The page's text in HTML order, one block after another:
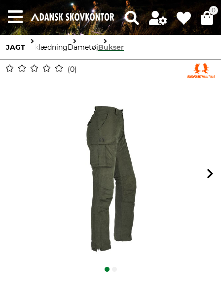
0
JAGT BeklædningDametøjBukser
0